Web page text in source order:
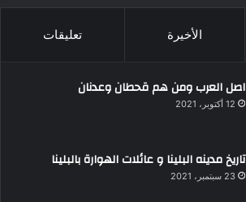
الأخيرة تعليقات
اصل العرب ومن هم قحطان وعدنان
12 أكتوبر، 2021
تاريخ مدينه البلينا و عائلات الهوارة بالبلينا
23 سبتمبر، 2021